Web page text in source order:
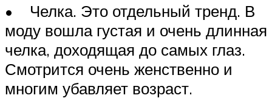
• Челка. Это отдельный тренд. В
моду вошла густая и очень длинная
челка, доходящая до самых глаз.
Смотрится очень женственно и
многим убавляет возраст.